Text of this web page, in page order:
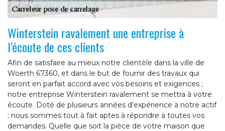
Winterstein ravalement une entreprise à
l’écoute de ces clients
Afin de satisfaire au mieux notre clientèle dans la ville de
Woerth 67360, et dans le but de fournir des travaux qui
seront en parfait accord avec vos besoins et exigences ;
notre entreprise Winterstein ravalement se mettra à votre
écoute. Doté de plusieurs années d’expérience à notre actif
; nous sommes tout à fait aptes à répondre à toutes vos
demandes. Quelle que soit la pièce de votre maison que